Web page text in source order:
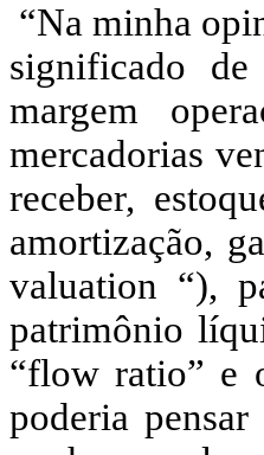
“Na minha
significado
margem
mercadorias
receber,
amortização,
valuation “),
patrimônio
“flow ratio” e
poderia